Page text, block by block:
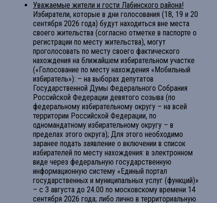
Уважаемые жители и гости Лабинского района!
Избиратели, которые в дни голосования (18, 19 и 20
сентября 2026 года) будут находиться вне места
своего жительства (согласно отметке в паспорте о
регистрации по месту жительства), могут
проголосовать по месту своего фактического
нахождения на ближайшем избирательном участке
(«Голосование по месту нахождения «Мобильный
избиратель»): – на выборах депутатов
Государственной Думы Федерального Собрания
Российской Федерации девятого созыва (по
федеральному избирательному округу – на всей
территории Российской Федерации, по
одномандатному избирательному округу – в
пределах этого округа); Для этого необходимо
заранее подать заявление о включении в список
избирателей по месту нахождения: в электронном
виде через федеральную государственную
информационную систему «Единый портал
государственных и муниципальных услуг (функций)»
– с 3 августа до 24.00 по московскому времени 14
сентября 2026 года; либо лично в территориальную